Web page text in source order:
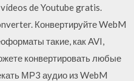
de Youtube gratis.
Конвертируйте WebM
такие, как AVI,
конвертировать любые
МР3 аудио из WebM